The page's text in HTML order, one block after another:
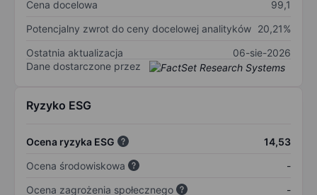
Cena docelowa
99,1
Potencjalny zwrot do ceny docelowej analityków 20,21%
Ostatnia aktualizacja
06-sie-2026
Dane dostarczone przez
Ryzyko ESG
Ocena ryzyka ESG
14,53
Ocena środowiskowa
-
Ocena zagrożenia społecznego
-